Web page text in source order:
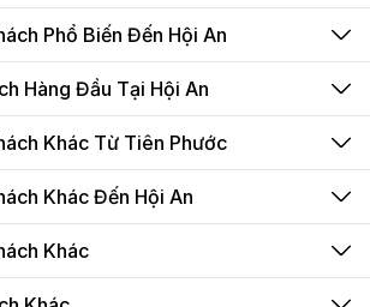
Phổ Biến Đến Hội An
Hàng Đầu Tại Hội An
Khác Từ Tiên Phước
Khác Đến Hội An
Khác